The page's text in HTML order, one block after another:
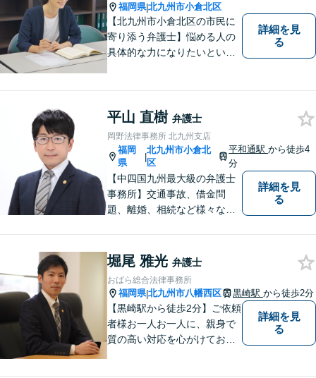
福岡県|北九州市小倉北区
【北九州市小倉北区の市民に
寄り添う弁護士】悩める人の
具体的な力になりたいという
面を乗り越える手助けをして
まいります。まずはお気軽に
ご相談ください。
詳細を見
る
平山 直樹 弁護士
岡野法律事務所 北九州支店
福岡
県
|
北九州市小倉北
区
平和通駅から徒歩4
分
【中四国九州最大級の弁護士
事務所】交通事故、借金問
題、離婚、相続など様々な問
まずはお気軽にご相談くださ
い！
詳細を見
る
堀尾 雅光 弁護士
おばら総合法律事務所
福岡県|北九州市八幡西区 黒崎駅 から徒歩2分
【黒崎駅から徒歩2分】ご依頼
者様お一人お一人に、親身で
質の高い対応を心がけており
詳細を見
る